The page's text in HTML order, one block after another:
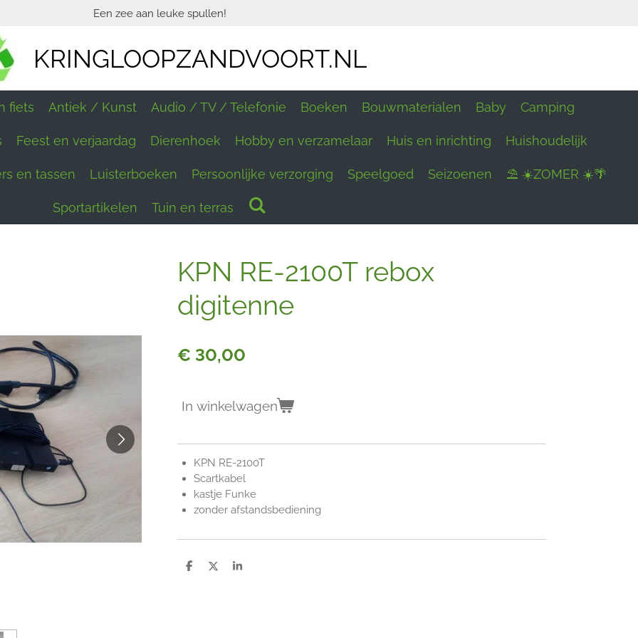
Een zee aan leuke spullen!
KRINGLOOPZANDVOORT.NL
fiets Antiek / Kunst Audio / TV / Telefonie Boeken Bouwmaterialen Baby Camping
Feest en verjaardag Dierenhoek Hobby en verzamelaar Huis en inrichting Huishoudelijk
en tassen Luisterboeken Persoonlijke verzorging Speelgoed Seizoenen ⛱ ☀️ZOMER ☀️🌴
Sportartikelen Tuin en terras
KPN RE-2100T rebox
digitenne
€ 30,00
In winkelwagen
KPN RE-2100T
Scartkabel
kastje Funke
zonder afstandsbediening
D
D
S